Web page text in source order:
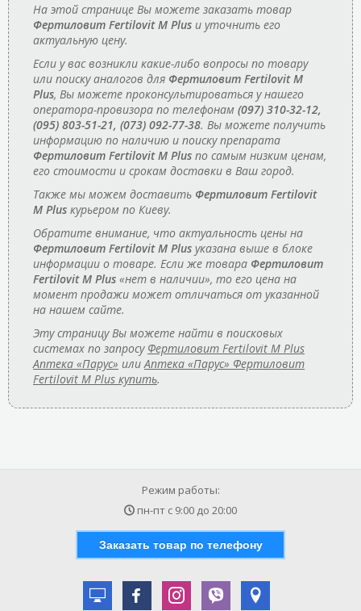
На этой странице Вы можете заказать товар
Фертиловит Fertilovit M Plus и уточнить его
актуальную цену.
Если у вас возникли какие-либо вопросы по товару
или поиску аналогов для Фертиловит Fertilovit M
Plus, Вы можете проконсультироваться у нашего
оператора-провизора по телефонам (097) 310-32-12,
(095) 803-51-21, (073) 092-77-38. Вы можете получить
информацию по наличию и поиску препарата
Фертиловит Fertilovit M Plus по самым низким ценам,
его стоимости и срокам доставки в Ваш город.
Также мы можем доставить Фертиловит Fertilovit
M Plus курьером по Киеву.
Обратите внимание, что актуальность цены на
Фертиловит Fertilovit M Plus указана выше в блоке
информации о товаре. Если же товара Фертиловит
Fertilovit M Plus «нет в наличии», то его цена на
момент продажи может отличаться от указанной
на нашем сайте.
Эту страницу Вы можете найти в поисковых
системах по запросу Фертиловит Fertilovit M Plus
Аптека «Парус» илиАптека «Парус» Фертиловит
Fertilovit M Plus купить.
Режим работы:
пн-пт с 9:00 до 20:00
Заказать товар по телефону